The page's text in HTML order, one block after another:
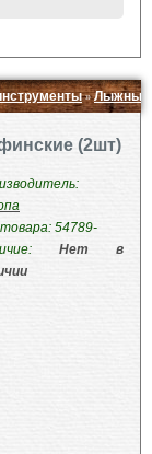
»Лыжные
(2шт)
54789-
Нет в